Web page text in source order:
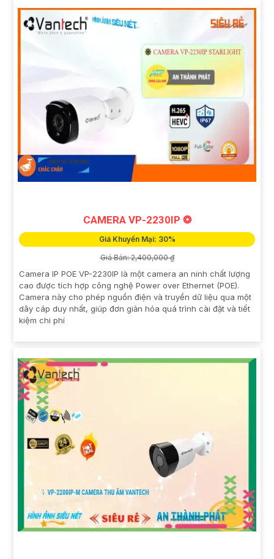
CAMERA VP-2230IP ❂
Giá Khuyến Mại: 30%
Giá Bán: 2,400,000 ₫
Camera IP POE VP-2230IP là một camera an ninh chất lượng
cao được tích hợp công nghệ Power over Ethernet (POE).
Camera này cho phép nguồn điện và truyền dữ liệu qua một
dây cáp duy nhất, giúp đơn giản hóa quá trình cài đặt và tiết
kiệm chi phí